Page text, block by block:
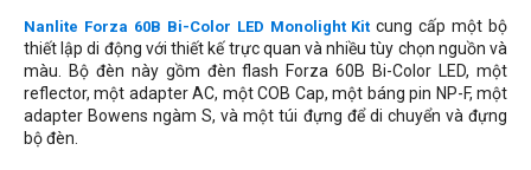
Nanlite Forza 60B Bi-Color LED Monolight Kit cung cấp một bộ
thiết lập di động với thiết kế trực quan và nhiều tùy chọn nguồn và
màu. Bộ đèn này gồm đèn flash Forza 60B Bi-Color LED, một
reflector, một adapter AC, một COB Cap, một báng pin NP-F, một
adapter Bowens ngàm S, và một túi đựng để di chuyển và đựng
bộ đèn.